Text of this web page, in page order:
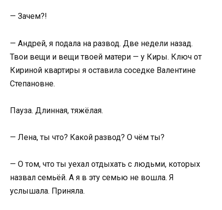
— Зачем?!
— Андрей, я подала на развод. Две недели назад.
Твои вещи и вещи твоей матери — у Киры. Ключ от
Кириной квартиры я оставила соседке Валентине
Степановне.
Пауза. Длинная, тяжёлая.
— Лена, ты что? Какой развод? О чём ты?
— О том, что ты уехал отдыхать с людьми, которых
назвал семьёй. А я в эту семью не вошла. Я
услышала. Приняла.